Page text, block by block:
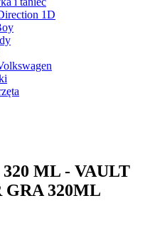
1D
ML - VAULT
GRA 320ML